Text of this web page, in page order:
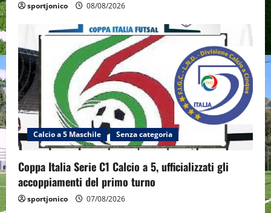
sportjonico 08/08/2026
Calcio a 5 Maschile Senza categoria
Coppa Italia Serie C1 Calcio a 5, ufficializzati gli
accoppiamenti del primo turno
sportjonico 07/08/2026